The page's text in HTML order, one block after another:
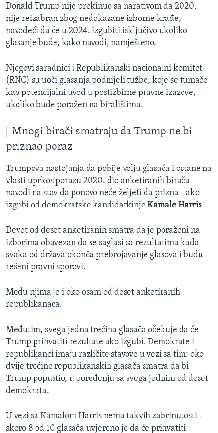
Donald Trump nije prekinuo sa narativom da 2020.
nije reizabran zbog nedokazane izborne krađe,
navodeći da će u 2024. izgubiti isključivo ukoliko
glasanje bude, kako navodi, namješteno.
Njegovi saradnici i Republikanski nacionalni komitet
(RNC) su uoči glasanja podnijeli tužbe, koje se tumače
kao potencijalni uvod u postizbirne pravne izazove,
ukoliko bude poražen na biralištima.
Mnogi birači smatraju da Trump ne bi
priznao poraz
Trumpova nastojanja da pobije volju glasača i ostane na
vlasti uprkos porazu 2020. dio anketiranih birača
navodi na stav da ponovo neće željeti da prizna - ako
izgubi od demokratske kandidatkinje Kamale Harris.
Devet od deset anketiranih smatra da je poraženi na
izborima obavezan da se saglasi sa rezultatima kada
svaka od država okonča prebrojavanje glasova i budu
rešeni pravni sporovi.
Među njima je i oko osam od deset anketiranih
republikanaca.
Međutim, svega jedna trećina glasača očekuje da će
Trump prihvatiti rezultate ako izgubi. Demokrate i
republikanci imaju različite stavove u vezi sa tim: oko
dvije trećine republikanskih glasača smatra da bi
Trump popustio, u poređenju sa svega jednim od deset
demokrata.
U vezi sa Kamalom Harris nema takvih zabrinutosti -
skoro 8 od 10 glasača uvjereno je da će prihvatiti